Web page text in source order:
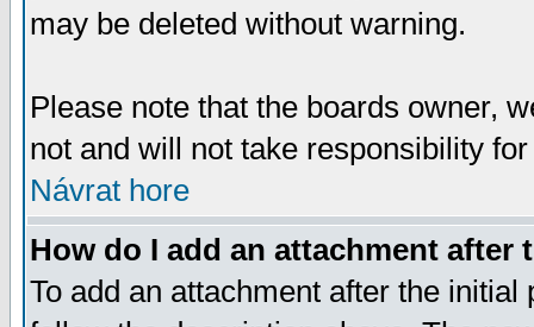
may be deleted without warning.
Please note that the boards owner,
not and will not take responsibility
Návrat hore
How do I add an attachment after
To add an attachment after the